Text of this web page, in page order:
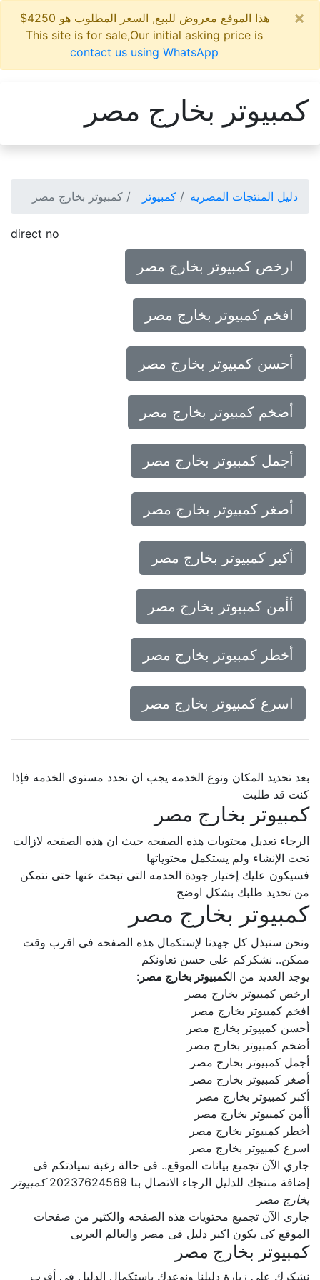
هذا الموقع معروض للبيع, السعر المطلوب هو 4250$
This site is for sale,Our initial asking price is
contact us using WhatsApp
كمبيوتر بخارج مصر
دليل المنتجات المصريه كمبيوتر كمبيوتر بخارج مصر
direct no
ارخص كمبيوتر بخارج مصر
افخم كمبيوتر بخارج مصر
أحسن كمبيوتر بخارج مصر
أضخم كمبيوتر بخارج مصر
أجمل كمبيوتر بخارج مصر
أصغر كمبيوتر بخارج مصر
أكبر كمبيوتر بخارج مصر
أأمن كمبيوتر بخارج مصر
أخطر كمبيوتر بخارج مصر
اسرع كمبيوتر بخارج مصر
بعد تحديد المكان ونوع الخدمه يجب ان نحدد مستوى الخدمه فإذا
كنت قد طلبت
كمبيوتر بخارج مصر
الرجاء تعديل محتويات هذه الصفحه حيث ان هذه الصفحه لازالت
تحت الإنشاء ولم يستكمل محتوياتها
فسيكون عليك إختيار جودة الخدمه التى تبحث عنها حتى نتمكن
من تحديد طلبك بشكل اوضح
كمبيوتر بخارج مصر
ونحن سنبذل كل جهدنا لإستكمال هذه الصفحه فى اقرب وقت
ممكن.. نشكركم على حسن تعاونكم
يوجد العديد من ال كمبيوتر بخارج مصر:
ارخص كمبيوتر بخارج مصر
افخم كمبيوتر بخارج مصر
أحسن كمبيوتر بخارج مصر
أضخم كمبيوتر بخارج مصر
أجمل كمبيوتر بخارج مصر
أصغر كمبيوتر بخارج مصر
أكبر كمبيوتر بخارج مصر
أأمن كمبيوتر بخارج مصر
أخطر كمبيوتر بخارج مصر
اسرع كمبيوتر بخارج مصر
جاري الآن تجميع بيانات الموقع.. فى حالة رغبة سيادتكم فى
إضافة منتجك للدليل الرجاء الاتصال بنا 20237624569
كمبيوتر
بخارج مصر
جارى الآن تجميع محتويات هذه الصفحه والكثير من صفحات
الموقع كى يكون اكبر دليل فى مصر والعالم العربى
كمبيوتر بخارج مصر
نشكرك على زيارة دليلنا ونوعدك بإستكمال الدليل فى أقرب